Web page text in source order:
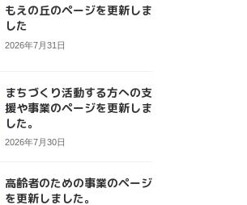
もえの丘のページを更新しま
した
2026年7月31日
まちづくり活動する方への支
援や事業のページを更新しま
した。
2026年7月30日
高齢者のための事業のページ
を更新しました。